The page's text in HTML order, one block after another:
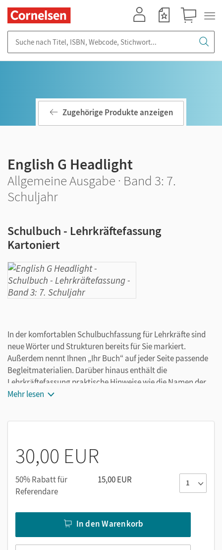
Zugehörige Produkte anzeigen
English G Headlight
Allgemeine Ausgabe · Band 3: 7.
Schuljahr
Schulbuch - Lehrkräftefassung
Kartoniert
In der komfortablen Schulbuchfassung für Lehrkräfte sind
neue Wörter und Strukturen bereits für Sie markiert.
Außerdem nennt Ihnen „Ihr Buch“ auf jeder Seite passende
Begleitmaterialien. Darüber hinaus enthält die
Lehrkräftefassung praktische Hinweise wie die Namen der
Lehrwerkkinder neben den Fotos. Das erspart Ihnen viel
Mehr lesen
30,00 EUR
50% Rabatt für
Referendare
15,00 EUR
In den Warenkorb